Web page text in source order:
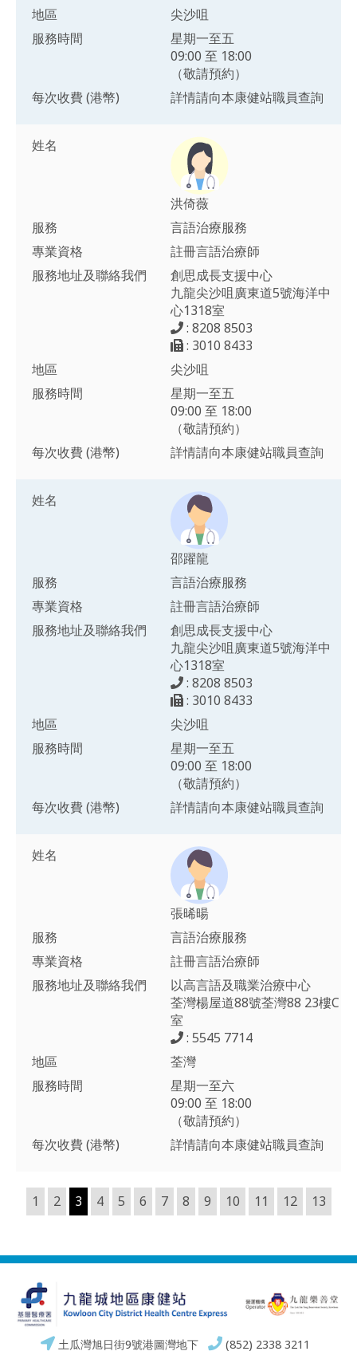
地區
尖沙咀
服務時間
星期一至五
09:00 至 18:00
（敬請預約）
每次收費 (港幣)
詳情請向本康健站職員查詢
姓名
洪倚薇
服務
言語治療服務
專業資格
註冊言語治療師
服務地址及聯絡我們
創思成長支援中心
九龍尖沙咀廣東道5號海洋中
心1318室
: 8208 8503
: 3010 8433
地區
尖沙咀
服務時間
星期一至五
09:00 至 18:00
（敬請預約）
每次收費 (港幣)
詳情請向本康健站職員查詢
姓名
邵躍龍
服務
言語治療服務
專業資格
註冊言語治療師
服務地址及聯絡我們
創思成長支援中心
九龍尖沙咀廣東道5號海洋中
心1318室
: 8208 8503
: 3010 8433
地區
尖沙咀
服務時間
星期一至五
09:00 至 18:00
（敬請預約）
每次收費 (港幣)
詳情請向本康健站職員查詢
姓名
張晞暘
服務
言語治療服務
專業資格
註冊言語治療師
服務地址及聯絡我們
以高言語及職業治療中心
荃灣楊屋道88號荃灣88 23樓C
室
: 5545 7714
地區
荃灣
服務時間
星期一至六
09:00 至 18:00
（敬請預約）
每次收費 (港幣)
詳情請向本康健站職員查詢
1 2 3 4 5 6 7 8 9 10 11 12 13
土瓜灣旭日街9號港圖灣地下 (852) 2338 3211